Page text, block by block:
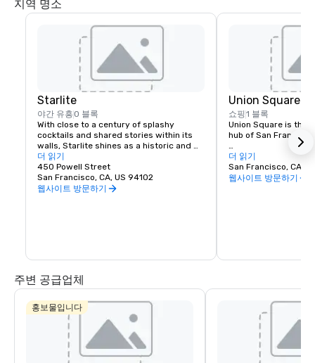
지역 명소
Starlite
야간 유흥 0 블록
With close to a century of splashy
cocktails and shared stories within its
walls, Starlite shines as a historic and
revered San Francisco establishment.
Located on the top floor of Beacon
Grand.
더 읽기
450 Powell Street
San Francisco, CA, US 94102
웹사이트 방문하기
Union Square
쇼핑1 블록
Union Square is the
hub of San
It boasts the city’s
luxury, department
shopping, making it
더 읽기
San Francisco, CA,
웹사이트 방문하기
주변 공급업체
홍보물입니다